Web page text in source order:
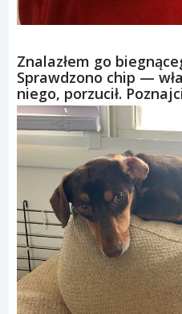
Znalazłem go
Sprawdzono chip —
niego, porzucił.